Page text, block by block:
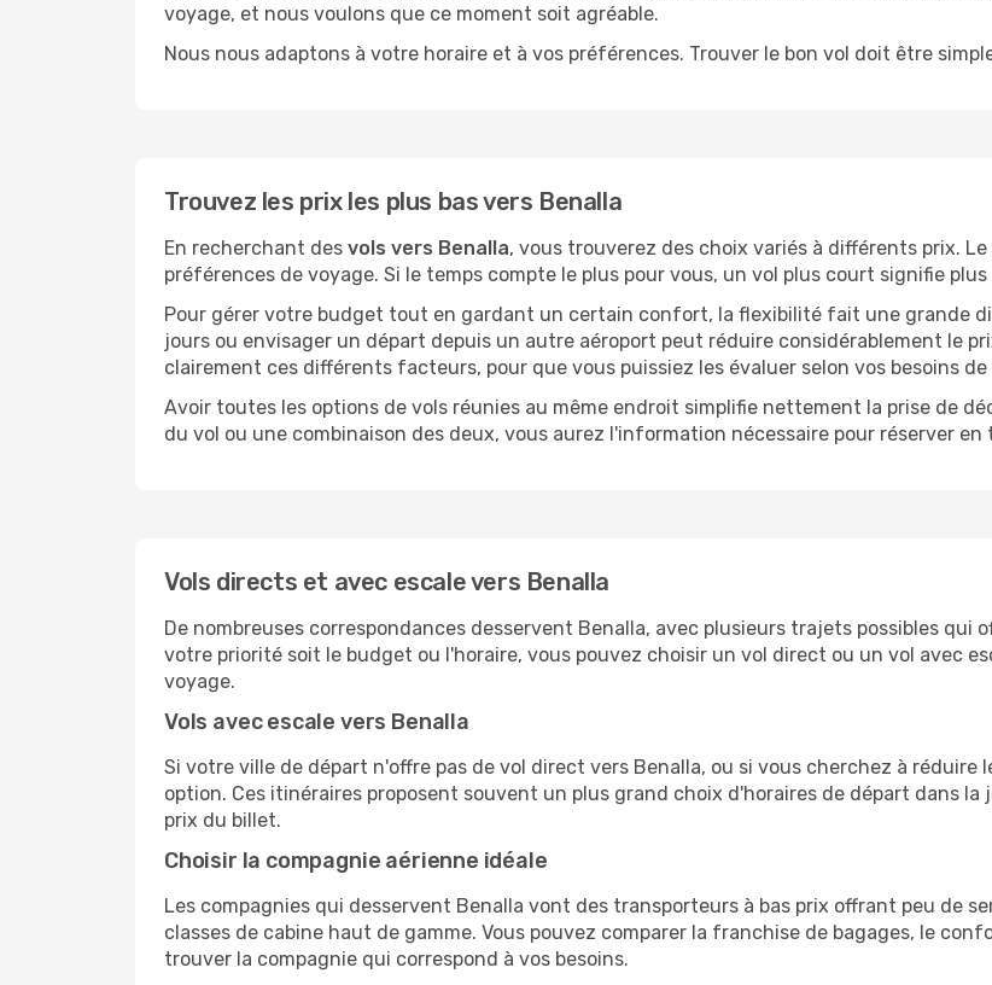
voyage, et nous voulons que ce moment soit agréable.
Nous nous adaptons à votre horaire et à vos préférences. Trouver le bon vol doit être
Trouvez les prix les plus bas vers Benalla
En recherchant des vols vers Benalla, vous trouverez des choix variés à différents prix.
préférences de voyage. Si le temps compte le plus pour vous, un vol plus court signifie
Pour gérer votre budget tout en gardant un certain confort, la flexibilité fait une grande
jours ou envisager un départ depuis un autre aéroport peut réduire considérablement le
clairement ces différents facteurs, pour que vous puissiez les évaluer selon vos besoins de
Avoir toutes les options de vols réunies au même endroit simplifie nettement la prise de
du vol ou une combinaison des deux, vous aurez l'information nécessaire pour réserver
Vols directs et avec escale vers Benalla
De nombreuses correspondances desservent Benalla, avec plusieurs trajets possibles qui
votre priorité soit le budget ou l'horaire, vous pouvez choisir un vol direct ou un vol avec
voyage.
Vols avec escale vers Benalla
Si votre ville de départ n'offre pas de vol direct vers Benalla, ou si vous cherchez à
option. Ces itinéraires proposent souvent un plus grand choix d'horaires de départ dans
prix du billet.
Choisir la compagnie aérienne idéale
Les compagnies qui desservent Benalla vont des transporteurs à bas prix offrant peu de
classes de cabine haut de gamme. Vous pouvez comparer la franchise de bagages, le
trouver la compagnie qui correspond à vos besoins.